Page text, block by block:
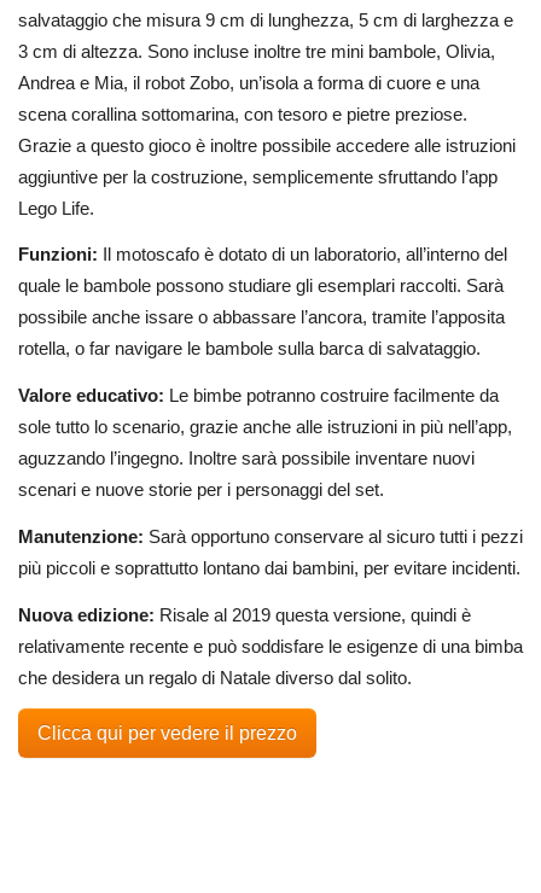
salvataggio che misura 9 cm di lunghezza, 5 cm di larghezza e
3 cm di altezza. Sono incluse inoltre tre mini bambole, Olivia,
Andrea e Mia, il robot Zobo, un’isola a forma di cuore e una
scena corallina sottomarina, con tesoro e pietre preziose.
Grazie a questo gioco è inoltre possibile accedere alle istruzioni
aggiuntive per la costruzione, semplicemente sfruttando l’app
Lego Life.
Funzioni: Il motoscafo è dotato di un laboratorio, all’interno del
quale le bambole possono studiare gli esemplari raccolti. Sarà
possibile anche issare o abbassare l’ancora, tramite l’apposita
rotella, o far navigare le bambole sulla barca di salvataggio.
Valore educativo: Le bimbe potranno costruire facilmente da
sole tutto lo scenario, grazie anche alle istruzioni in più nell’app,
aguzzando l’ingegno. Inoltre sarà possibile inventare nuovi
scenari e nuove storie per i personaggi del set.
Manutenzione: Sarà opportuno conservare al sicuro tutti i pezzi
più piccoli e soprattutto lontano dai bambini, per evitare incidenti.
Nuova edizione: Risale al 2019 questa versione, quindi è
relativamente recente e può soddisfare le esigenze di una bimba
che desidera un regalo di Natale diverso dal solito.
Clicca qui per vedere il prezzo